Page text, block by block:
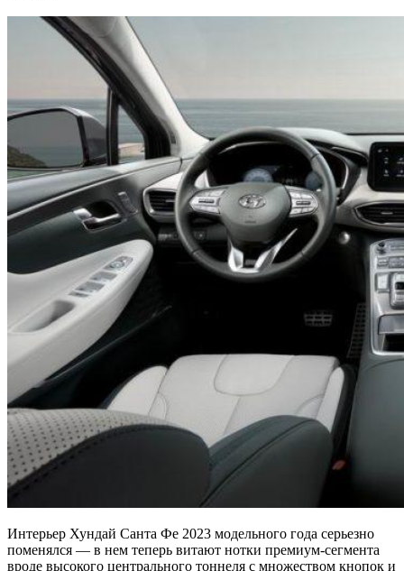
Интерьер Хундай Санта Фе 2023 модельного года серьезно
поменялся — в нем теперь витают нотки премиум-сегмента
вроде высокого центрального тоннеля с множеством кнопок и